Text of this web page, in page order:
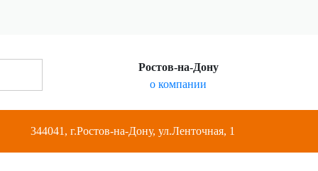
Ростов-на-Дону
о компании
344041, г.Ростов-на-Дону, ул.Ленточная, 1